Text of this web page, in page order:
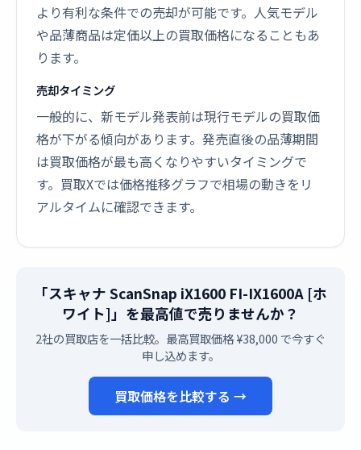
より有利な条件での売却が可能です。人気モデル
や品薄商品は定価以上の買取価格になることもあ
ります。
売却タイミング
一般的に、新モデル発表前は現行モデルの買取価
格が下がる傾向があります。発売直後の品薄期間
は買取価格が最も高くなりやすいタイミングで
す。買取Xでは価格推移グラフで相場の動きをリ
アルタイムに確認できます。
「スキャナ ScanSnap iX1600 FI-IX1600A [ホ
ワイト]」を最高値で売りませんか？
2社の買取店を一括比較。最高買取価格 ¥38,000 で今すぐ
申し込めます。
買取価格を比較する →